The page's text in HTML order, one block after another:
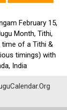
February 15,
Month, Tithi,
time of a Tithi &
timings) with
India